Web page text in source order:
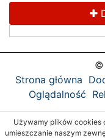
©
Strona główna
Oglądalność
Używamy plików cookies
umieszczanie naszym